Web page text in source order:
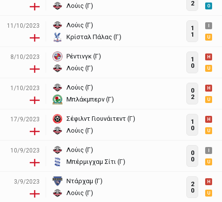
Λούις (Γ)
2
O
11/10/2023
Λούις (Γ)
Κρίσταλ Πάλας (Γ)
1
1
U
8/10/2023
Ρέντινγκ (Γ)
Λούις (Γ)
1
0
H
U
1/10/2023
Λούις (Γ)
Μπλάκμπερν (Γ)
0
2
H
U
17/9/2023
Σέφιλντ Γιουνάιτεντ (Γ)
Λούις (Γ)
1
0
H
U
10/9/2023
Λούις (Γ)
Μπέρμιγχαμ Σίτι (Γ)
0
0
U
3/9/2023
Ντάρχαμ (Γ)
Λούις (Γ)
2
0
H
U